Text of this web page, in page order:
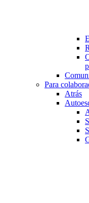
Para
Atrás